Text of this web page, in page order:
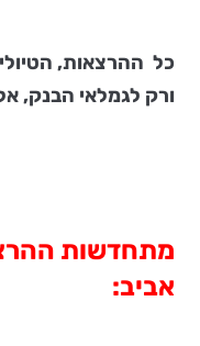
כל ההרצאות,
ורק לגמלאי הבנק,
מתחדשות
אביב: